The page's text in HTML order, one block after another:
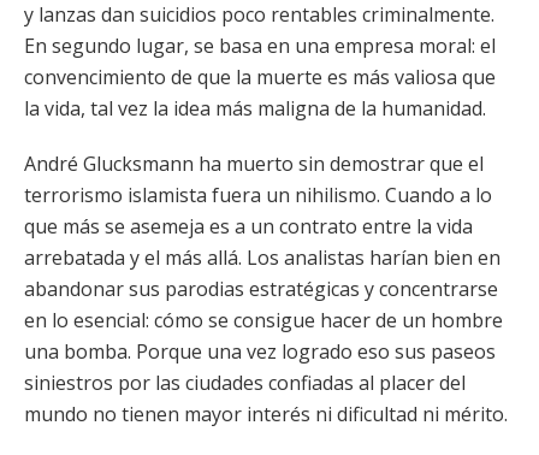
y lanzas dan suicidios poco rentables criminalmente.
En segundo lugar, se basa en una empresa moral: el
convencimiento de que la muerte es más valiosa que
la vida, tal vez la idea más maligna de la humanidad.
André Glucksmann ha muerto sin demostrar que el
terrorismo islamista fuera un nihilismo. Cuando a lo
que más se asemeja es a un contrato entre la vida
arrebatada y el más allá. Los analistas harían bien en
abandonar sus parodias estratégicas y concentrarse
en lo esencial: cómo se consigue hacer de un hombre
una bomba. Porque una vez logrado eso sus paseos
siniestros por las ciudades confiadas al placer del
mundo no tienen mayor interés ni dificultad ni mérito.